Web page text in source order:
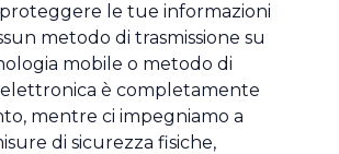
le tue informazioni
metodo di trasmissione su
mobile o metodo di
è completamente
mentre ci impegniamo a
di sicurezza fisiche,